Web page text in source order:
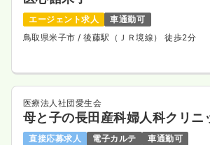
エージェント求人
車通勤可
鳥取県米子市/ 後藤駅（ＪＲ境線） 徒歩2分
医療法人社団愛生会
母と子の長田産科婦人科クリニ
直接応募求人 電子カルテ
車通勤可